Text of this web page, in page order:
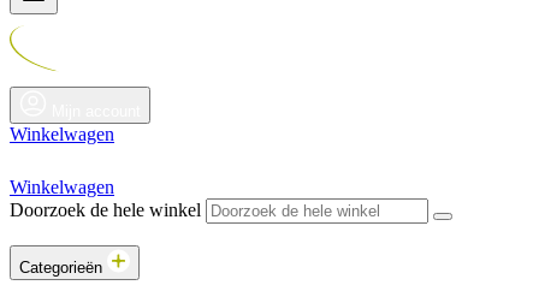
Winkelwagen
Winkelwagen
Doorzoek de hele winkel
Categorieën